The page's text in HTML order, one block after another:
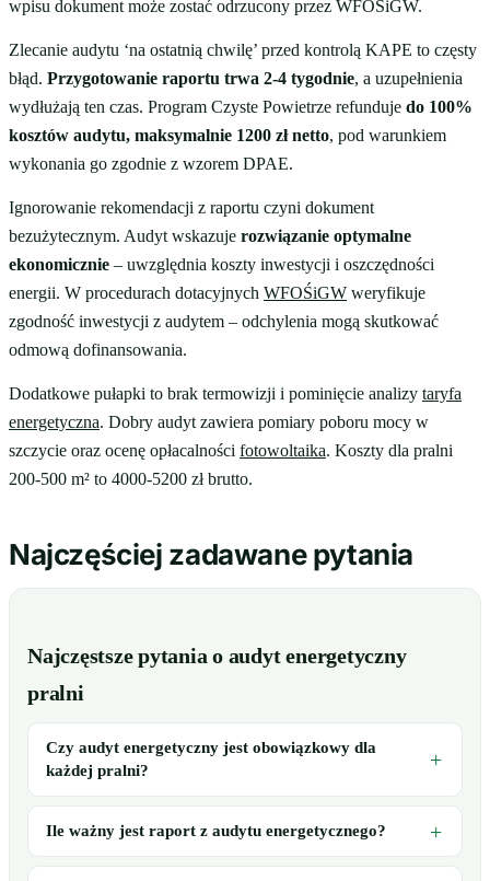
wpisu dokument może zostać odrzucony przez WFOŚiGW.
Zlecanie audytu ‘na ostatnią chwilę’ przed kontrolą KAPE to częsty
błąd. Przygotowanie raportu trwa 2-4 tygodnie, a uzupełnienia
wydłużają ten czas. Program Czyste Powietrze refunduje do 100%
kosztów audytu, maksymalnie 1200 zł netto, pod warunkiem
wykonania go zgodnie z wzorem DPAE.
Ignorowanie rekomendacji z raportu czyni dokument
bezużytecznym. Audyt wskazuje rozwiązanie optymalne
ekonomicznie – uwzględnia koszty inwestycji i oszczędności
energii. W procedurach dotacyjnych WFOŚiGW weryfikuje
zgodność inwestycji z audytem – odchylenia mogą skutkować
odmową dofinansowania.
Dodatkowe pułapki to brak termowizji i pominięcie analizy taryfa
energetyczna. Dobry audyt zawiera pomiary poboru mocy w
szczycie oraz ocenę opłacalności fotowoltaika. Koszty dla pralni
200-500 m² to 4000-5200 zł brutto.
Najczęściej zadawane pytania
Najczęstsze pytania o audyt energetyczny
pralni
Czy audyt energetyczny jest obowiązkowy dla
każdej pralni?
Ile ważny jest raport z audytu energetycznego?